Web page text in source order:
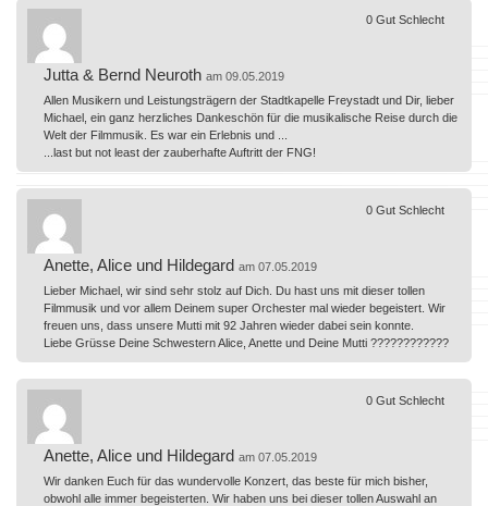
Jutta & Bernd Neuroth am 09.05.2019
Allen Musikern und Leistungsträgern der Stadtkapelle Freystadt und Dir, lieber
Michael, ein ganz herzliches Dankeschön für die musikalische Reise durch die
Welt der Filmmusik. Es war ein Erlebnis und ...
...last but not least der zauberhafte Auftritt der FNG!
0 Gut Schlecht
Anette, Alice und Hildegard am 07.05.2019
Lieber Michael, wir sind sehr stolz auf Dich. Du hast uns mit dieser tollen
Filmmusik und vor allem Deinem super Orchester mal wieder begeistert. Wir
freuen uns, dass unsere Mutti mit 92 Jahren wieder dabei sein konnte.
Liebe Grüsse Deine Schwestern Alice, Anette und Deine Mutti ????????????
0 Gut Schlecht
Anette, Alice und Hildegard am 07.05.2019
Wir danken Euch für das wundervolle Konzert, das beste für mich bisher,
obwohl alle immer begeisterten. Wir haben uns bei dieser tollen Auswahl an
0 Gut Schlecht